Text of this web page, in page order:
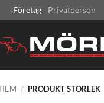
Företag Privatperson
HEM / PRODUKT STORLEK